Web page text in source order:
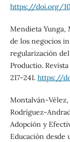
https://doi.org/
Mendieta Yunga,
de los negocios
regularización
Productio.
217-241. https://
Montalván-Vélez,
Rodríguez-
Adopción y
Educación desde